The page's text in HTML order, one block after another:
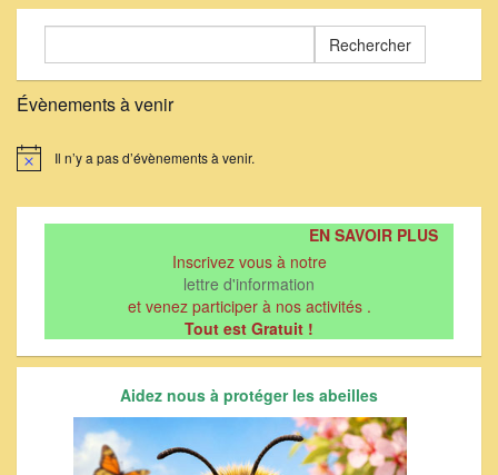
Évènements à venir
Notice Il n’y a pas d’évènements à venir.
EN SAVOIR PLUS
Inscrivez vous à notre
lettre d'information
et venez participer à nos activités .
Tout est Gratuit !
Aidez nous à protéger les abeilles